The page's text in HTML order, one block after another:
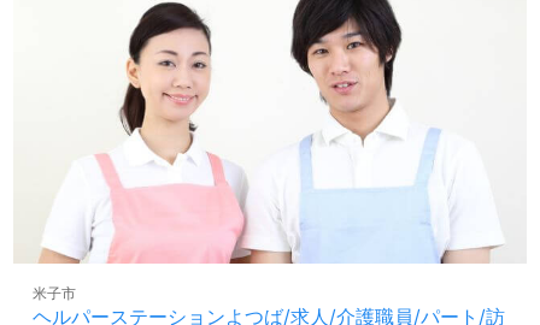
ヘルパーステーションよつば/求人/介護職員/パート/訪
米子市